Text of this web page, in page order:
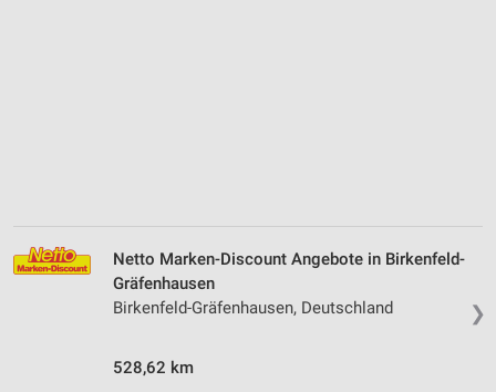
❯
Netto Marken-Discount Angebote in Birkenfeld-
Gräfenhausen
Birkenfeld-Gräfenhausen, Deutschland
528,62 km